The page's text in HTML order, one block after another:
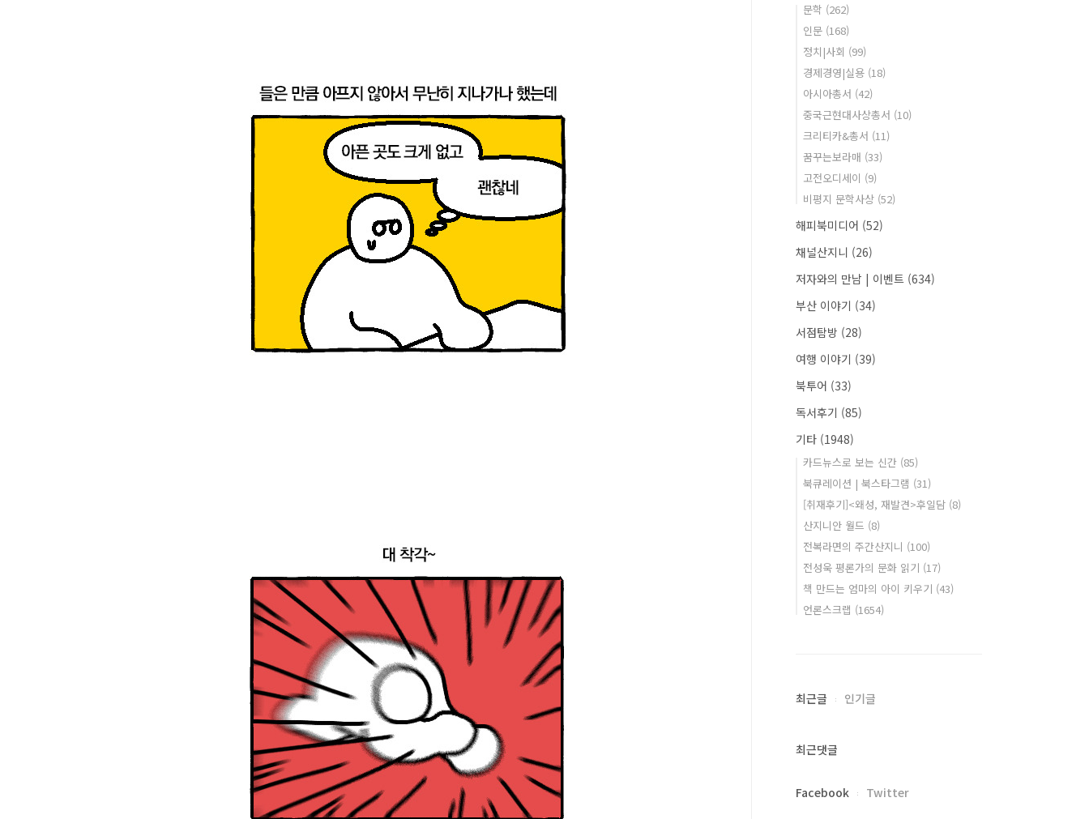
문학 (262)
인문 (168)
정치|사회 (99)
경제경영|실용 (18)
아시아총서 (42)
중국근현대사상총서 (10)
크리티카&총서 (11)
꿈꾸는보라매 (33)
고전오디세이 (9)
비평지 문학사상 (52)
해피북미디어 (52)
채널산지니 (26)
저자와의 만남 | 이벤트 (634)
부산 이야기 (34)
서점탐방 (28)
여행 이야기 (39)
북투어 (33)
독서후기 (85)
기타 (1948)
카드뉴스로 보는 신간 (85)
북큐레이션 | 북스타그램 (31)
[취재후기]<왜성, 재발견>후일담 (8)
산지니안 월드 (8)
전복라면의 주간산지니 (100)
전성욱 평론가의 문화 읽기 (17)
책 만드는 엄마의 아이 키우기 (43)
언론스크랩 (1654)
최근글 인기글
최근댓글
Facebook Twitter